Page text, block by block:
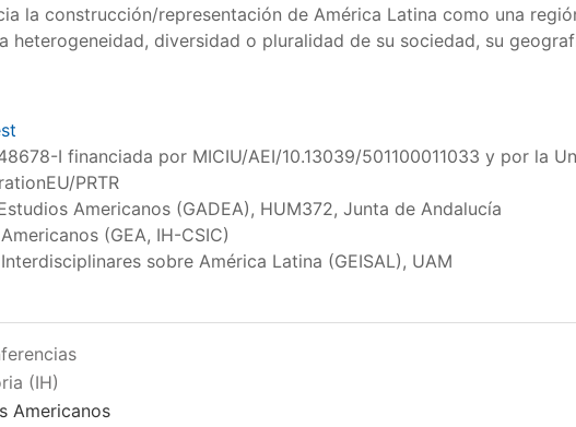
la construcción/representación de América Latina como una
heterogeneidad, diversidad o pluralidad de su sociedad, su
I financiada por MICIU/AEI/10.13039/501100011033 y por la
PRTR
Americanos (GADEA), HUM372, Junta de Andalucía
(GEA, IH-CSIC)
sobre América Latina (GEISAL), UAM
(IH)
Americanos